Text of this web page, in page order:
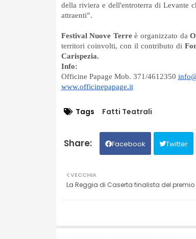
della riviera e dell'entroterra di Levante
attraenti”.
Festival Nuove Terreè organizzato da
territori coinvolti, con il contributo di
Carispezia.
Info:
Officine Papage Mob. 371/4612350
www.officinepapage.it
Tags Fatti Teatrali
Facebook Twitter
VECCHIA
La Reggia di Caserta finalista del